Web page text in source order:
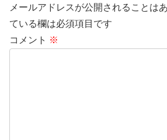
メールアドレスが公開されることは
ている欄は必須項目です
コメント ※